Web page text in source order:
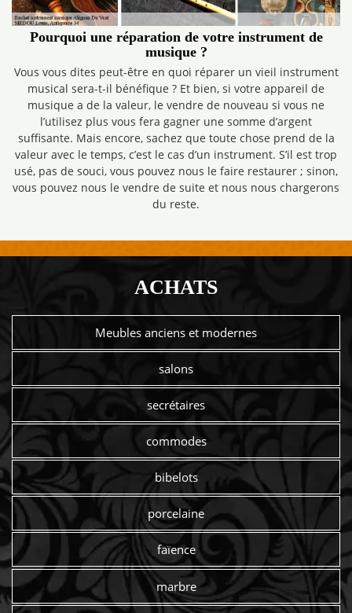
Pourquoi une réparation de votre instrument de
musique ?
Vous vous dites peut-être en quoi réparer un vieil instrument
musical sera-t-il bénéfique ? Et bien, si votre appareil de
musique a de la valeur, le vendre de nouveau si vous ne
l’utilisez plus vous fera gagner une somme d’argent
suffisante. Mais encore, sachez que toute chose prend de la
valeur avec le temps, c’est le cas d’un instrument. S’il est trop
usé, pas de souci, vous pouvez nous le faire restaurer ; sinon,
vous pouvez nous le vendre de suite et nous nous chargerons
du reste.
ACHATS
Meubles anciens et modernes
salons
secrétaires
commodes
bibelots
porcelaine
faïence
marbre